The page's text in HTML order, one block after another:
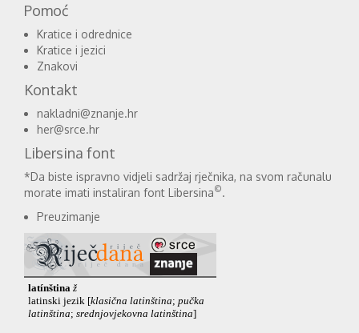
Pomoć
Kratice i odrednice
Kratice i jezici
Znakovi
Kontakt
nakladni@znanje.hr
her@srce.hr
Libersina font
*Da biste ispravno vidjeli sadržaj rječnika, na svom računalu
morate imati instaliran font Libersina©.
Preuzimanje